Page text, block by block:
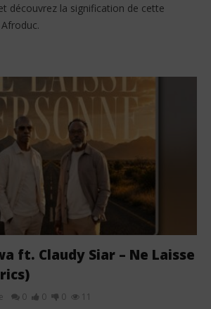
découvrez la signification de cette
ft. Claudy Siar – Ne Laisse
0 0 0 11